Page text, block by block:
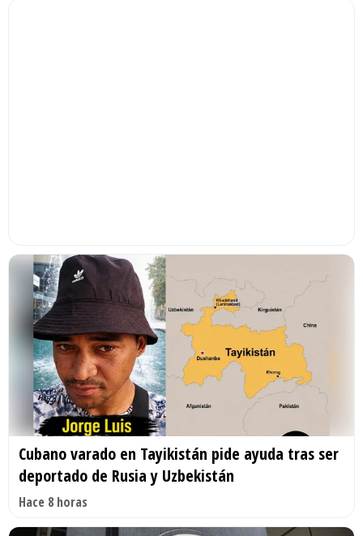
Cubano varado en Tayikistán pide ayuda tras ser
deportado de Rusia y Uzbekistán
Hace 8 horas